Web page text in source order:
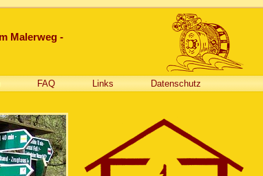
Malerweg -
FAQ Links Datenschutz